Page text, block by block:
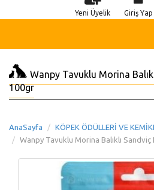
Yeni Üyelik Giriş Yap
Wanpy Tavuklu Morina
100gr
AnaSayfa
KÖPEK ÖDÜLLERİ VE
Wanpy Tavuklu Morina Balıklı